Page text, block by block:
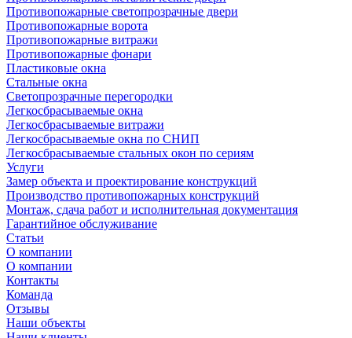
Противопожарные светопрозрачные двери
Противопожарные ворота
Противопожарные витражи
Противопожарные фонари
Пластиковые окна
Стальные окна
Светопрозрачные перегородки
Легкосбрасываемые окна
Легкосбрасываемые витражи
Легкосбрасываемые окна по СНИП
Легкосбрасываемые стальных окон по сериям
Услуги
Замер объекта и проектирование конструкций
Производство противопожарных конструкций
Монтаж, сдача работ и исполнительная документация
Гарантийное обслуживание
Статьи
О компании
О компании
Контакты
Команда
Отзывы
Наши объекты